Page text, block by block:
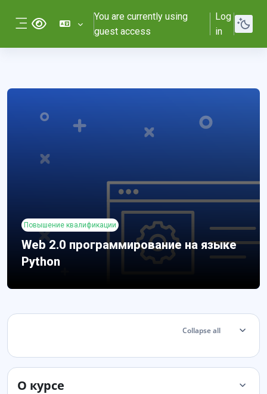
Версия для слабовидящих
You are currently using
guest access
Log
in
Повышение квалификации
Web 2.0 программирование на языке
Python
Section outline
Collapse all
О курсе